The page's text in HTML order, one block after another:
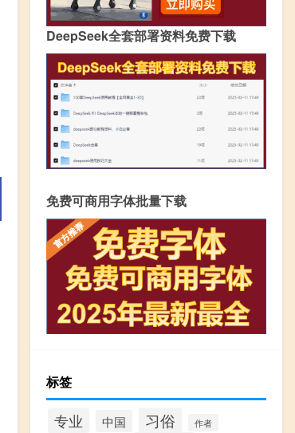
DeepSeek全套部署资料免费下载
免费可商用字体批量下载
标签
专业 中国 习俗 作者